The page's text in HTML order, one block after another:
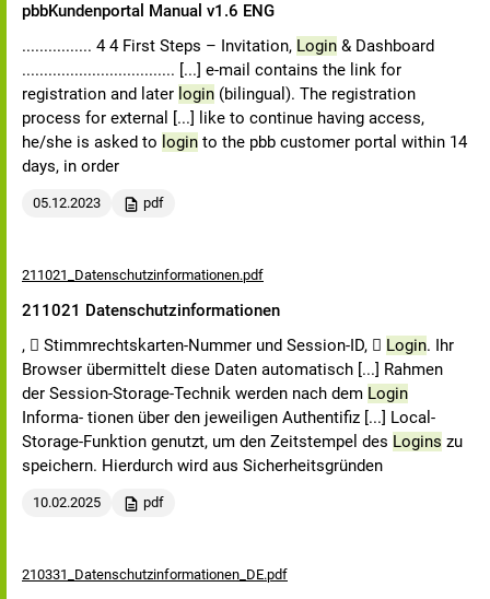
pbbKundenportal Manual v1.6 ENG
................ 4 4 First Steps – Invitation, Login & Dashboard
................................... [...] e-mail contains the link for
registration and later login (bilingual). The registration
process for external [...] like to continue having access,
he/she is asked to login to the pbb customer portal within 14
days, in order
05.12.2023 pdf
211021_Datenschutzinformationen.pdf
211021 Datenschutzinformationen
,  Stimmrechtskarten-Nummer und Session-ID,  Login. Ihr
Browser übermittelt diese Daten automatisch [...] Rahmen
der Session-Storage-Technik werden nach dem Login
Informa- tionen über den jeweiligen Authentifiz [...] Local-
Storage-Funktion genutzt, um den Zeitstempel des Logins zu
speichern. Hierdurch wird aus Sicherheitsgründen
10.02.2025 pdf
210331_Datenschutzinformationen_DE.pdf